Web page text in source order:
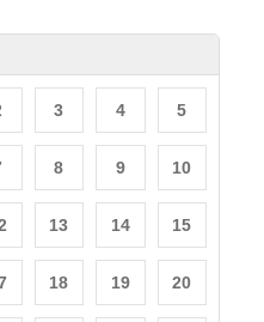
3 4 5
8 9 10
13 14 15
18 19 20